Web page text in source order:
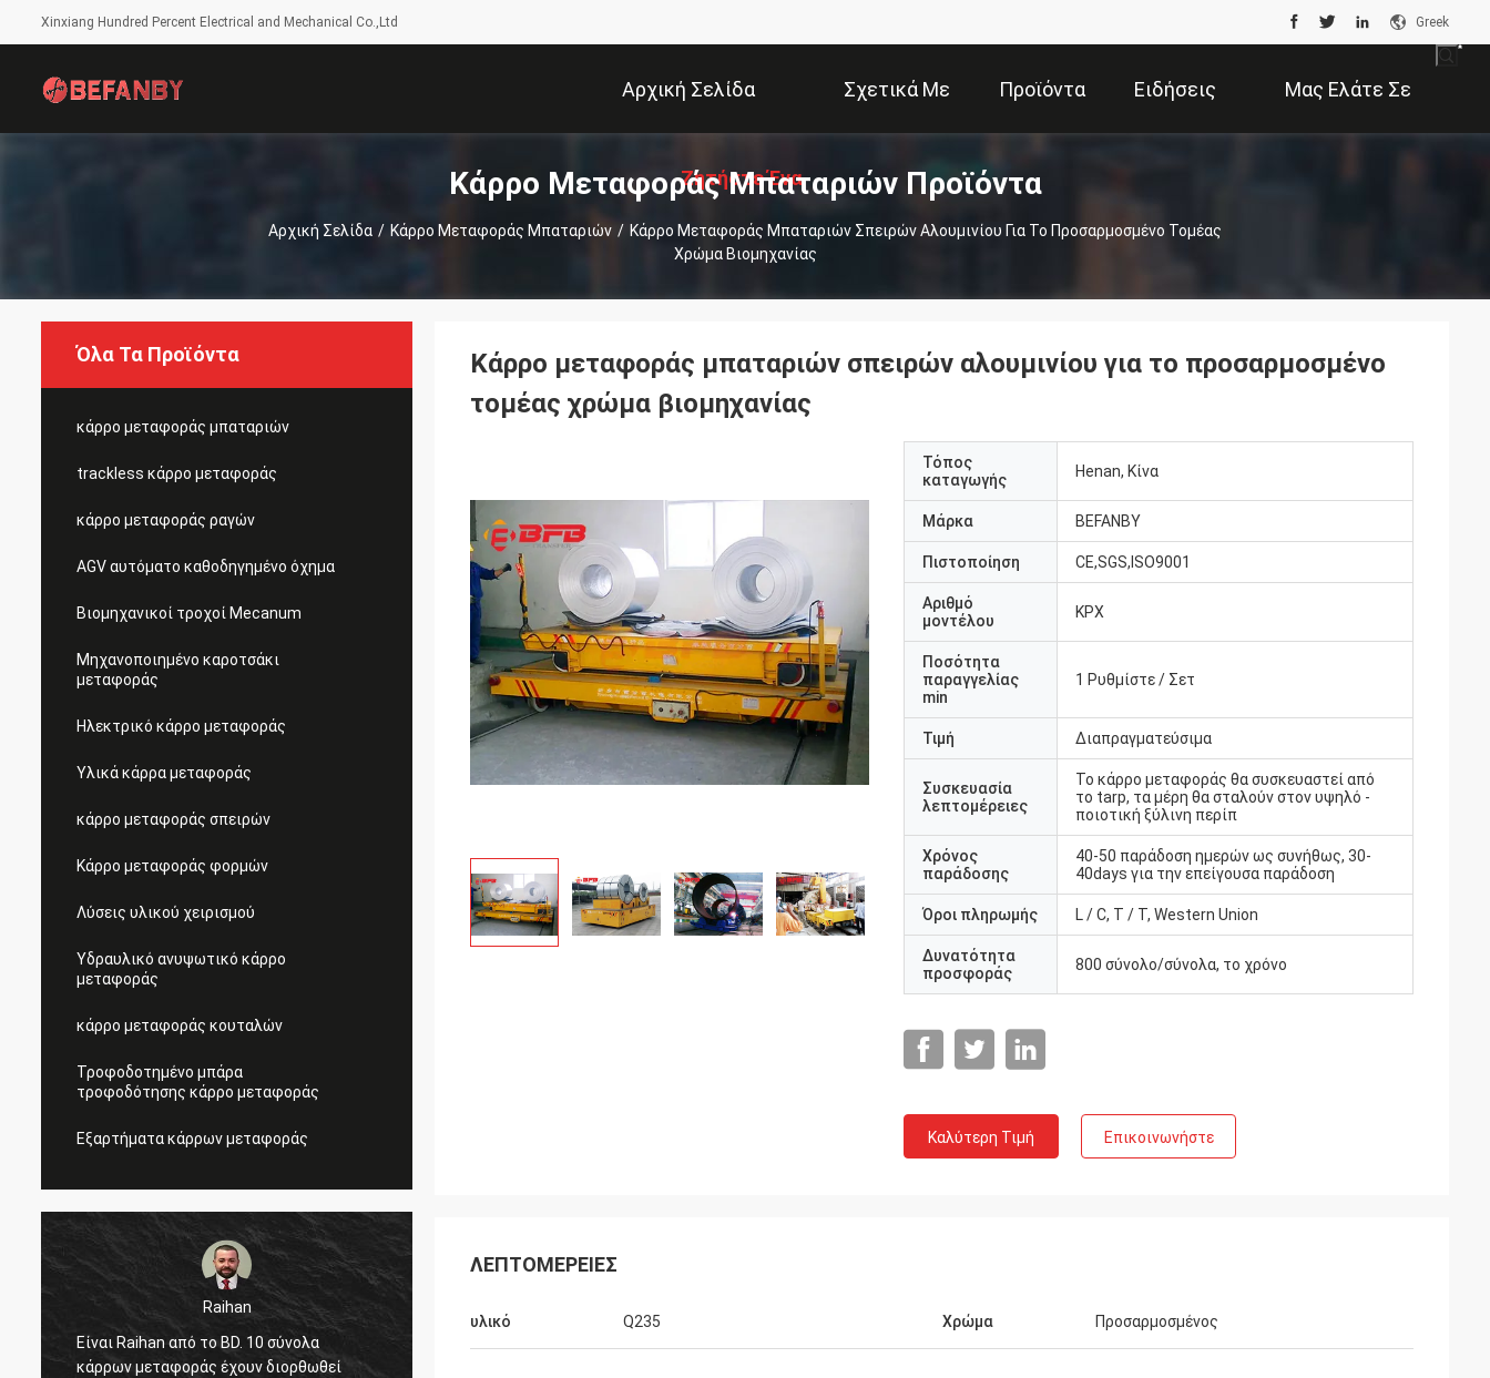
Xinxiang Hundred Percent Electrical and Mechanical Co.,Ltd Greek
Αρχική Σελίδα Σχετικά Με
Εμάς
Προϊόντα Ειδήσεις Μας Ελάτε Σε
Επαφή Με
Ζητήστε Ένα
Απόσπασμα
Κάρρο Μεταφοράς Μπαταριών Προϊόντα
Αρχική Σελίδα / Κάρρο Μεταφοράς Μπαταριών / Κάρρο Μεταφοράς Μπαταριών Σπειρών Αλουμινίου Για Το Προσαρμοσμένο Τομέας
Χρώμα Βιομηχανίας
Όλα Τα Προϊόντα
κάρρο μεταφοράς μπαταριών
trackless κάρρο μεταφοράς
κάρρο μεταφοράς ραγών
AGV αυτόματο καθοδηγημένο όχημα
Βιομηχανικοί τροχοί Mecanum
Μηχανοποιημένο καροτσάκι
μεταφοράς
Ηλεκτρικό κάρρο μεταφοράς
Υλικά κάρρα μεταφοράς
κάρρο μεταφοράς σπειρών
Κάρρο μεταφοράς φορμών
Λύσεις υλικού χειρισμού
Υδραυλικό ανυψωτικό κάρρο
μεταφοράς
κάρρο μεταφοράς κουταλών
Τροφοδοτημένο μπάρα
τροφοδότησης κάρρο μεταφοράς
Εξαρτήματα κάρρων μεταφοράς
Mohammed
Γεια, είναι την πρώτη φορά μου να έρθω
στην Κίνα και να επισκεφτώ το
Είστε πραγματικά επιχείρηση 5 αστεριών.
Κάρρο μεταφοράς μπαταριών σπειρών αλουμινίου για το προσαρμοσμένο
τομέας χρώμα βιομηχανίας
Τόπος
καταγωγής
Henan, Κίνα
Μάρκα BEFANBY
Πιστοποίηση CE,SGS,ISO9001
Αριθμό
μοντέλου
KPX
Ποσότητα
παραγγελίας
min
1 Ρυθμίστε / Σετ
Τιμή Διαπραγματεύσιμα
Συσκευασία
λεπτομέρειες
Το κάρρο μεταφοράς θα συσκευαστεί από
το tarp, τα μέρη θα σταλούν στον υψηλό -
ποιοτική ξύλινη περίπ
Χρόνος
παράδοσης
40-50 παράδοση ημερών ως συνήθως, 30-
40days για την επείγουσα παράδοση
Όροι πληρωμής L / C, T / T, Western Union
Δυνατότητα
προσφοράς
800 σύνολο/σύνολα, το χρόνο
Καλύτερη Τιμή Επικοινωνήστε
ΛΕΠΤΟΜΈΡΕΙΕΣ
υλικό Q235 Χρώμα Προσαρμοσμένος